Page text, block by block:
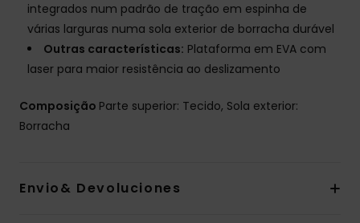
integrados num padrão de tração em espinha de
várias larguras numa sola exterior de borracha durável
Outras características: Plataforma em EVA com
laser para maior resistência ao deslizamento
Composição Parte superior: Tecido, Sola exterior:
Borracha
Envio& Devoluciones